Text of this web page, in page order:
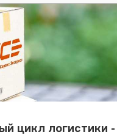
цикл логистики